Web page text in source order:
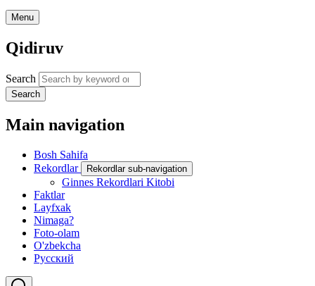
Menu
Qidiruv
Search
Search
Main navigation
Bosh Sahifa
Rekordlar
Rekordlar sub-navigation
Ginnes Rekordlari Kitobi
Faktlar
Layfxak
Nimaga?
Foto-olam
O'zbekcha
Русский